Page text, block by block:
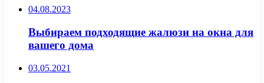
04.08.2023
Выбираем подходящие жалюзи на окна для
вашего дома
03.05.2021